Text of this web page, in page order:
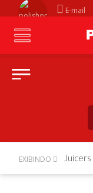
E-mail
EXIBINDO Juicers